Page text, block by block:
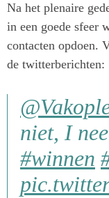
Na het plenaire
in een goede sfeer
contacten opdoen.
de twitterberichten:
niet, I
#winnen